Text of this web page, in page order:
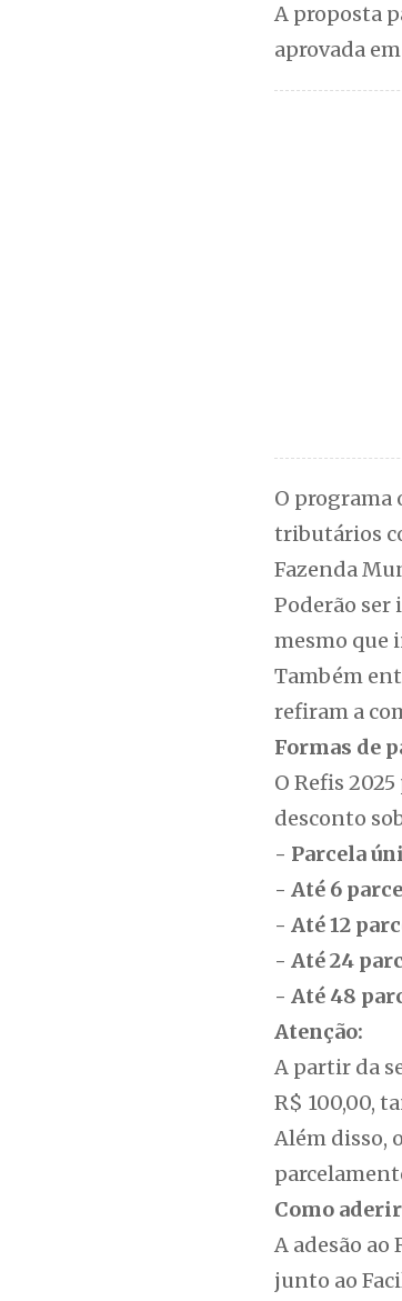
A proposta
aprovada
O
tributários
Fazenda
Poderão ser
mesmo que
Também
refiram a
Formas de
O Refis
desconto
- Parcela
- Até 6
- Até 12
- Até 24
- Até 48
Atenção:
A partir da
R$ 100,00,
Além disso,
Como
A adesão
junto ao